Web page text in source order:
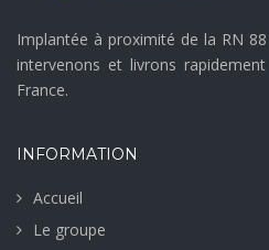
Implantée à proximité de la RN
intervenons et livrons
France.
INFORMATION
Accueil
Le groupe